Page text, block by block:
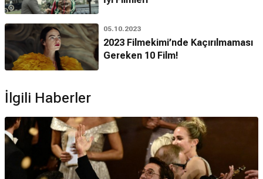
05.10.2023
2023 Filmekimi’nde Kaçırılmaması
Gereken 10 Film!
İlgili Haberler